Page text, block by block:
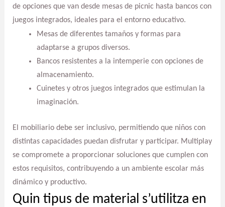
de opciones que van desde mesas de picnic hasta bancos con
juegos integrados, ideales para el entorno educativo.
Mesas de diferentes tamaños y formas para
adaptarse a grupos diversos.
Bancos resistentes a la intemperie con opciones de
almacenamiento.
Cuinetes y otros juegos integrados que estimulan la
imaginación.
El mobiliario debe ser inclusivo, permitiendo que niños con
distintas capacidades puedan disfrutar y participar. Multiplay
se compromete a proporcionar soluciones que cumplen con
estos requisitos, contribuyendo a un ambiente escolar más
dinámico y productivo.
Quin tipus de material s’utilitza en